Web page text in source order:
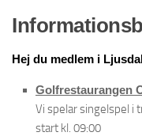
Hej du medlem i
Golfrestaurangen
Vi spelar singelspel i
start kl. 09:00